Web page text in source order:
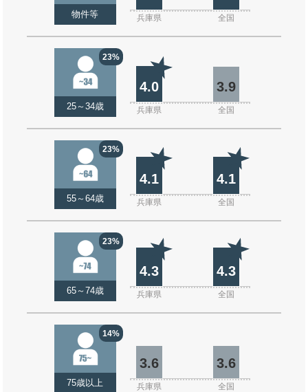
物件等 兵庫県 全国
23%
25～34歳
4.0 3.9
兵庫県 全国
23%
55～64歳
4.1 4.1
兵庫県 全国
23%
65～74歳
4.3 4.3
兵庫県 全国
14%
75歳以上
3.6 3.6
兵庫県 全国